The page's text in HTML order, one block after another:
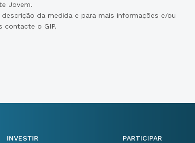
Jovem.
descrição da medida e para mais informações e/ou
contacte o GIP.
INVESTIR PARTICIPAR